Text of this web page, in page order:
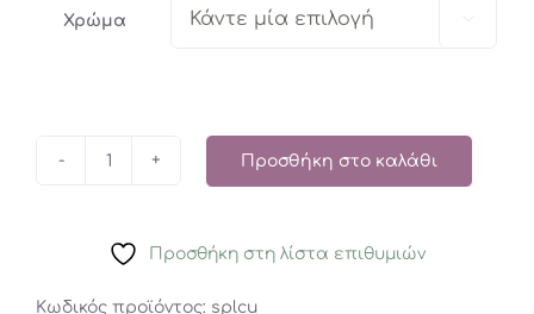
Χρώμα
σε
Προσθήκη στο καλάθι
Προσθήκη στη λίστα επιθυμιών
Κωδικός προϊόντος: splcu